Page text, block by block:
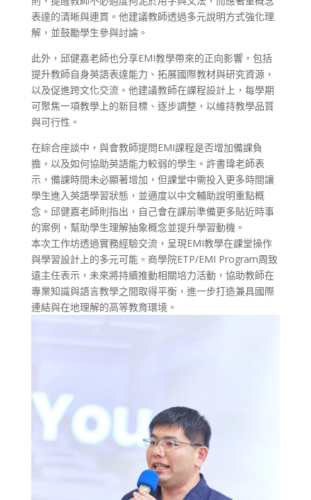
表達的清晰與連貫。他建議教師透過多元說明方式強化理
解，並鼓勵學生參與討論。
此外，邱健嘉老師也分享EMI教學帶來的正向影響，包括
提升教師自身英語表達能力、拓展國際教材與研究資源，
以及促進跨文化交流。他建議教師在課程設計上，每學期
可聚焦一項教學上的新目標、逐步調整，以維持教學品質
與可行性。
在綜合座談中，與會教師提問EMI課程是否增加備課負
擔，以及如何協助英語能力較弱的學生。許書瑋老師表
示，備課時間未必顯著增加，但課堂中需投入更多時間讓
學生進入英語學習狀態，並適度以中文輔助說明重點概
念。邱健嘉老師則指出，自己會在課前準備更多貼近時事
的案例，幫助學生理解抽象概念並提升學習動機。
本次工作坊透過實務經驗交流，呈現EMI教學在課堂操作
與學習設計上的多元可能。商學院ETP/EMI Program周致
遠主任表示，未來將持續推動相關培力活動，協助教師在
專業知識與語言教學之間取得平衡，進一步打造兼具國際
連結與在地理解的高等教育環境。